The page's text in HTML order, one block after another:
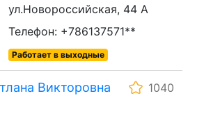
ул.Новороссийская, 44 А
Телефон: +786137571**
Работает в выходные
Викторовна
1040